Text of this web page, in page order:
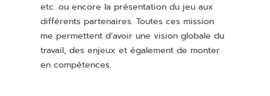
etc. ou encore la présentation du jeu aux
différents partenaires. Toutes ces mission
me permettent d’avoir une vision globale du
travail, des enjeux et également de monter
en compétences.